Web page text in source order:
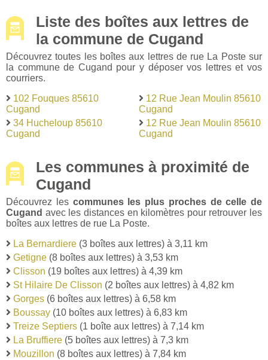
Liste des boîtes aux lettres de
la commune de Cugand
Découvrez toutes les boîtes aux lettres de rue La Poste sur
la commune de Cugand pour y déposer vos lettres et vos
courriers.
102 Fouques 85610
Cugand
34 Hucheloup 85610
Cugand
12 Rue Jean Moulin 85610
Cugand
12 Rue Jean Moulin 85610
Cugand
Les communes à proximité de
Cugand
Découvrez les communes les plus proches de celle de
Cugand avec les distances en kilomètres pour retrouver les
boîtes aux lettres de rue La Poste.
La Bernardiere (3 boîtes aux lettres) à 3,11 km
Getigne (8 boîtes aux lettres) à 3,53 km
Clisson (19 boîtes aux lettres) à 4,39 km
St Hilaire De Clisson (2 boîtes aux lettres) à 4,82 km
Gorges (6 boîtes aux lettres) à 6,58 km
Boussay (10 boîtes aux lettres) à 6,83 km
Treize Septiers (1 boîte aux lettres) à 7,14 km
La Bruffiere (5 boîtes aux lettres) à 7,3 km
Mouzillon (8 boîtes aux lettres) à 7,84 km